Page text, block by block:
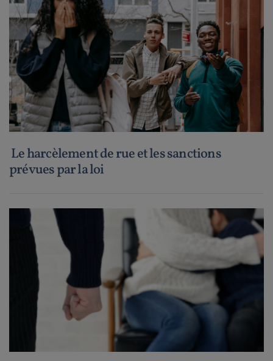
Le harcèlement de rue et les sanctions
prévues par la loi